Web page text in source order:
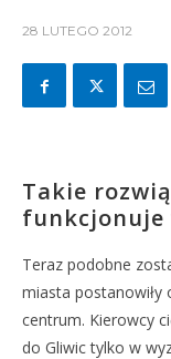
28 LUTEGO 2012
Takie
funkcjonuje
Teraz podobne
miasta postanowiły
centrum. Kierowcy
do Gliwic tylko w